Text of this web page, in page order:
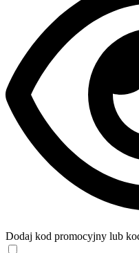
Dodaj kod promocyjny lub